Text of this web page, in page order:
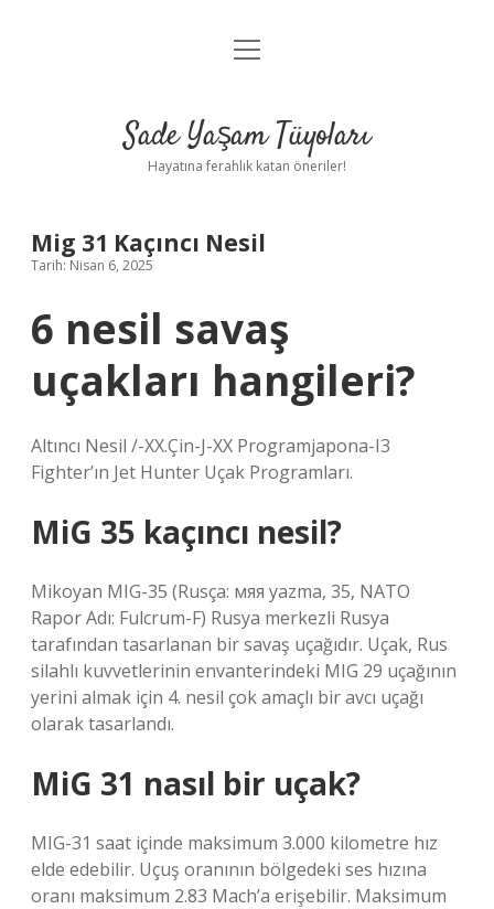
Anasayfa
Yasal Uyarı
menüyü
Sade Yaşam Tüyoları
Hayatına ferahlık katan öneriler!
Mig 31 Kaçıncı Nesil
Tarih: Nisan 6, 2025
6 nesil savaş
uçakları hangileri?
Altıncı Nesil /-XX.Çin-J-XX Programjapona-I3
Fighter’ın Jet Hunter Uçak Programları.
MiG 35 kaçıncı nesil?
Mikoyan MIG-35 (Rusça: мяя yazma, 35, NATO
Rapor Adı: Fulcrum-F) Rusya merkezli Rusya
tarafından tasarlanan bir savaş uçağıdır. Uçak, Rus
silahlı kuvvetlerinin envanterindeki MIG 29 uçağının
yerini almak için 4. nesil çok amaçlı bir avcı uçağı
olarak tasarlandı.
MiG 31 nasıl bir uçak?
MIG-31 saat içinde maksimum 3.000 kilometre hız
elde edebilir. Uçuş oranının bölgedeki ses hızına
oranı maksimum 2.83 Mach’a erişebilir. Maksimum